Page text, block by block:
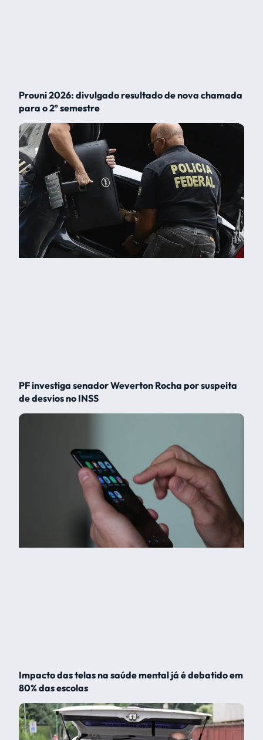
Prouni 2026: divulgado resultado de nova chamada
para o 2º semestre
PF investiga senador Weverton Rocha por suspeita
de desvios no INSS
Impacto das telas na saúde mental já é debatido em
80% das escolas